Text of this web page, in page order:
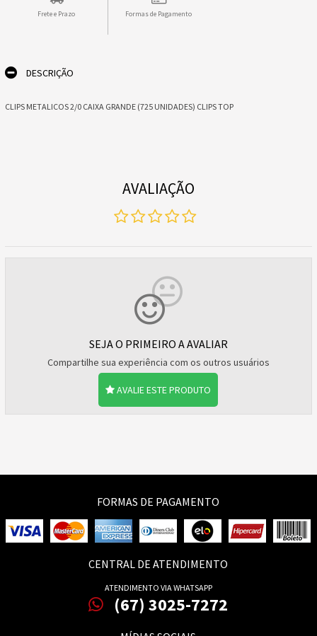
Frete e Prazo Formas de Pagamento
DESCRIÇÃO
CLIPS METALICOS 2/0 CAIXA GRANDE (725 UNIDADES) CLIPS TOP
AVALIAÇÃO
SEJA O PRIMEIRO A AVALIAR
Compartilhe sua experiência com os outros usuários
AVALIE ESTE PRODUTO
FORMAS DE PAGAMENTO
CENTRAL DE ATENDIMENTO
ATENDIMENTO VIA WHATSAPP
(67) 3025-7272